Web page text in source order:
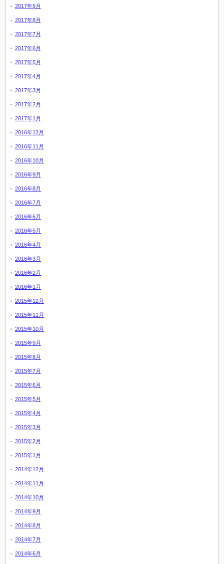
2017年9月
2017年8月
2017年7月
2017年6月
2017年5月
2017年4月
2017年3月
2017年2月
2017年1月
2016年12月
2016年11月
2016年10月
2016年9月
2016年8月
2016年7月
2016年6月
2016年5月
2016年4月
2016年3月
2016年2月
2016年1月
2015年12月
2015年11月
2015年10月
2015年9月
2015年8月
2015年7月
2015年6月
2015年5月
2015年4月
2015年3月
2015年2月
2015年1月
2014年12月
2014年11月
2014年10月
2014年9月
2014年8月
2014年7月
2014年6月